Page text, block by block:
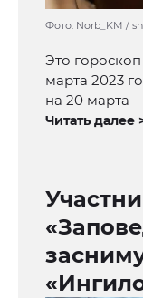
Фото: Norb_KM /
Это
марта 2023
на 20 марта
Читать далее